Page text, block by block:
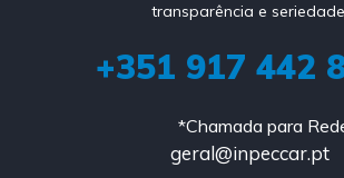
transparência e
+351 917 442
*Chamada para
geral@inpeccar.pt